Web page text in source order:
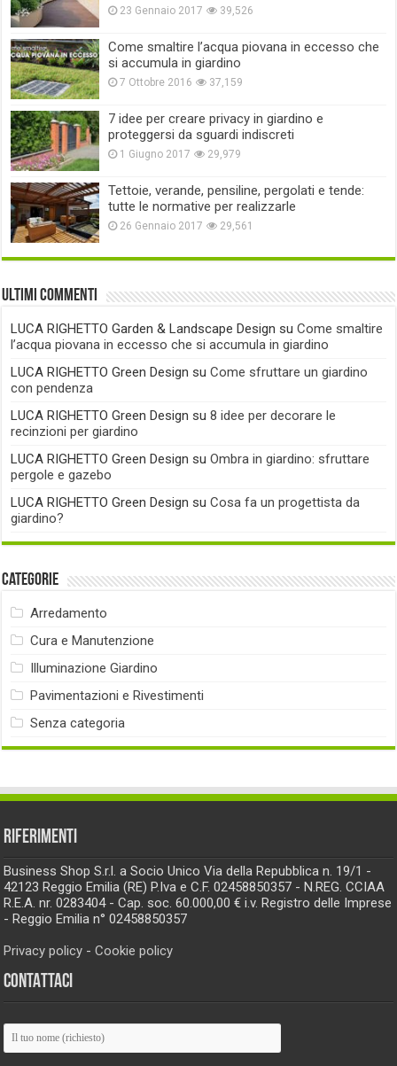
23 Gennaio 2017 39,526
Come smaltire l’acqua piovana in eccesso che
si accumula in giardino
7 Ottobre 2016 37,159
7 idee per creare privacy in giardino e
proteggersi da sguardi indiscreti
1 Giugno 2017 29,979
Tettoie, verande, pensiline, pergolati e tende:
tutte le normative per realizzarle
26 Gennaio 2017 29,561
Ultimi commenti
LUCA RIGHETTO Garden & Landscape Design suCome smaltire
l’acqua piovana in eccesso che si accumula in giardino
LUCA RIGHETTO Green Design suCome sfruttare un giardino
con pendenza
LUCA RIGHETTO Green Design su8 idee per decorare le
recinzioni per giardino
LUCA RIGHETTO Green Design suOmbra in giardino: sfruttare
pergole e gazebo
LUCA RIGHETTO Green Design suCosa fa un progettista da
giardino?
Categorie
Arredamento
Cura e Manutenzione
Illuminazione Giardino
Pavimentazioni e Rivestimenti
Senza categoria
RIFERIMENTI
Business Shop S.r.l. a Socio Unico Via della Repubblica n. 19/1 -
42123 Reggio Emilia (RE) P.Iva e C.F. 02458850357 - N.REG. CCIAA
R.E.A. nr. 0283404 - Cap. soc. 60.000,00 € i.v. Registro delle Imprese
- Reggio Emilia n° 02458850357
Privacy policy -Cookie policy
CONTATTACI